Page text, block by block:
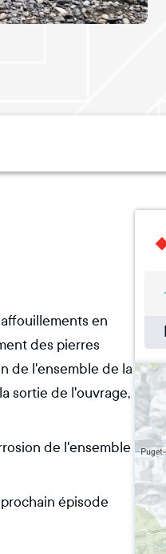
en
des pierres
de l'ensemble de la
sortie de l'ouvrage,
de l'ensemble
épisode